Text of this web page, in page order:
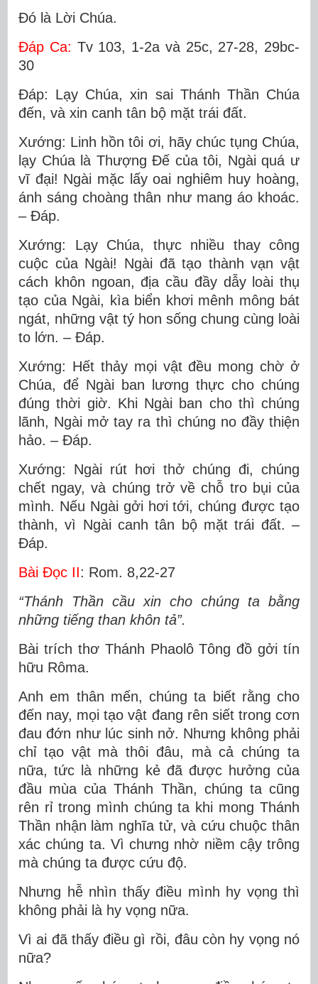
Ðó là Lời Chúa.
Ðáp Ca: Tv 103, 1-2a và 25c, 27-28, 29bc-
30
Ðáp: Lạy Chúa, xin sai Thánh Thần Chúa
đến, và xin canh tân bộ mặt trái đất.
Xướng: Linh hồn tôi ơi, hãy chúc tụng Chúa,
lạy Chúa là Thượng Ðế của tôi, Ngài quá ư
vĩ đại! Ngài mặc lấy oai nghiêm huy hoàng,
ánh sáng choàng thân như mang áo khoác.
– Ðáp.
Xướng: Lạy Chúa, thực nhiều thay công
cuộc của Ngài! Ngài đã tạo thành vạn vật
cách khôn ngoan, địa cầu đầy dẫy loài thụ
tạo của Ngài, kìa biển khơi mênh mông bát
ngát, những vật tý hon sống chung cùng loài
to lớn. – Ðáp.
Xướng: Hết thảy mọi vật đều mong chờ ở
Chúa, để Ngài ban lương thực cho chúng
đúng thời giờ. Khi Ngài ban cho thì chúng
lãnh, Ngài mở tay ra thì chúng no đầy thiện
hảo. – Ðáp.
Xướng: Ngài rút hơi thở chúng đi, chúng
chết ngay, và chúng trở về chỗ tro bụi của
mình. Nếu Ngài gởi hơi tới, chúng được tạo
thành, vì Ngài canh tân bộ mặt trái đất. –
Ðáp.
Bài Ðọc II: Rom. 8,22-27
“Thánh Thần cầu xin cho chúng ta bằng
những tiếng than khôn tả”.
Bài trích thơ Thánh Phaolô Tông đồ gởi tín
hữu Rôma.
Anh em thân mến, chúng ta biết rằng cho
đến nay, mọi tạo vật đang rên siết trong cơn
đau đớn như lúc sinh nở. Nhưng không phải
chỉ tạo vật mà thôi đâu, mà cả chúng ta
nữa, tức là những kẻ đã được hưởng của
đầu mùa của Thánh Thần, chúng ta cũng
rên rỉ trong mình chúng ta khi mong Thánh
Thần nhận làm nghĩa tử, và cứu chuộc thân
xác chúng ta. Vì chưng nhờ niềm cậy trông
mà chúng ta được cứu độ.
Nhưng hễ nhìn thấy điều mình hy vọng thì
không phải là hy vọng nữa.
Vì ai đã thấy điều gì rồi, đâu còn hy vọng nó
nữa?